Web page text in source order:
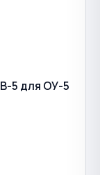
5 для ОУ-5